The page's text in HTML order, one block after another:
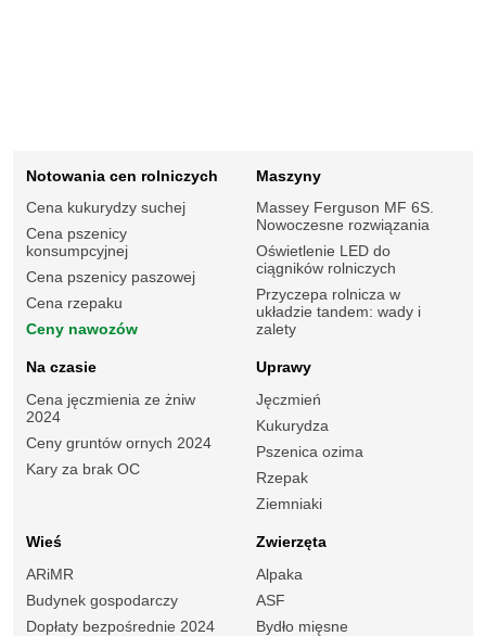
Notowania cen rolniczych
Cena kukurydzy suchej
Cena pszenicy
konsumpcyjnej
Cena pszenicy paszowej
Cena rzepaku
Ceny nawozów
Maszyny
Massey Ferguson MF 6S.
Nowoczesne rozwiązania
Oświetlenie LED do
ciągników rolniczych
Przyczepa rolnicza w
układzie tandem: wady i
zalety
Na czasie
Cena jęczmienia ze żniw
2024
Ceny gruntów ornych 2024
Kary za brak OC
Uprawy
Jęczmień
Kukurydza
Pszenica ozima
Rzepak
Ziemniaki
Wieś
ARiMR
Budynek gospodarczy
Dopłaty bezpośrednie 2024
Zwierzęta
Alpaka
ASF
Bydło mięsne